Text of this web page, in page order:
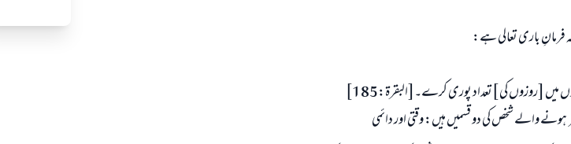
فرمانِ باری تعالی ہے:
میں [روزوں کی ]تعداد پوری کرے۔[البقرة:185]
والے شخص کی دو قسمیں ہیں: وقتی اور دائمی